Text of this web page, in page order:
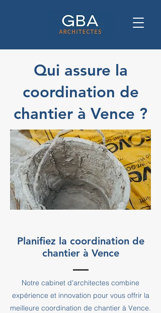
Qui assure la
coordination de
chantier à Vence ?
Planifiez la coordination de
chantier à Vence
Notre cabinet d'architectes combine
expérience et innovation pour vous offrir la
meilleure coordination de chantier à Vence.